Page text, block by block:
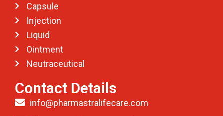
Capsule
Injection
Liquid
Ointment
Neutraceutical
Contact Details
info@pharmastralifecare.com